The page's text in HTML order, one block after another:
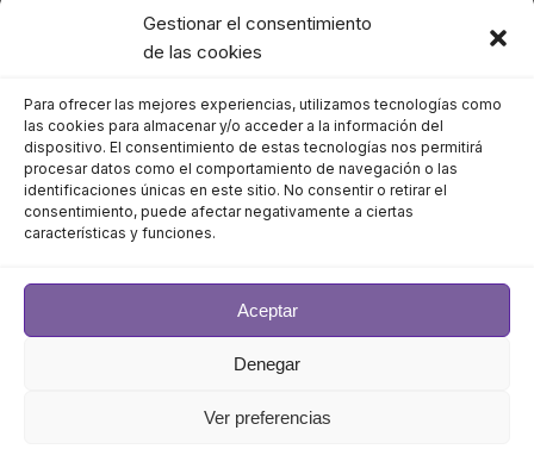
Gestionar el consentimiento
de las cookies
Para ofrecer las mejores experiencias, utilizamos tecnologías como
las cookies para almacenar y/o acceder a la información del
dispositivo. El consentimiento de estas tecnologías nos permitirá
procesar datos como el comportamiento de navegación o las
identificaciones únicas en este sitio. No consentir o retirar el
consentimiento, puede afectar negativamente a ciertas
características y funciones.
Aceptar
Denegar
Ver preferencias
septiembre 2023
julio 2023
junio 2023
mayo 2023